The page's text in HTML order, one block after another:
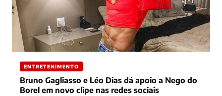
ENTRETENIMENTO
Bruno Gagliasso e Léo Dias dá apoio a Nego do
Borel em novo clipe nas redes sociais